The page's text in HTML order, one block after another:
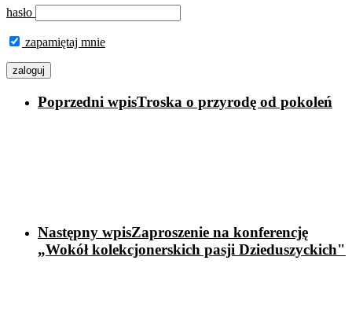
hasło
zapamiętaj mnie
Poprzedni wpisTroska o przyrodę od pokoleń
Następny wpisZaproszenie na konferencję
„Wokół kolekcjonerskich pasji Dzieduszyckich"